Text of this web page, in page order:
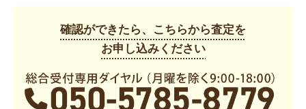
確認ができたら、こちらから査定を
お申し込みください